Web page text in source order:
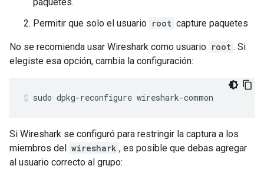
Permitir que solo el usuario root capture paquetes
No se recomienda usar Wireshark como usuario root . Si
elegiste esa opción, cambia la configuración:
sudo dpkg-reconfigure wireshark-common
Si Wireshark se configuró para restringir la captura a los
miembros del wireshark , es posible que debas agregar
al usuario correcto al grupo: